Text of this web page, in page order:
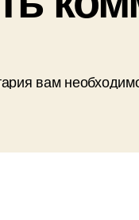
вам